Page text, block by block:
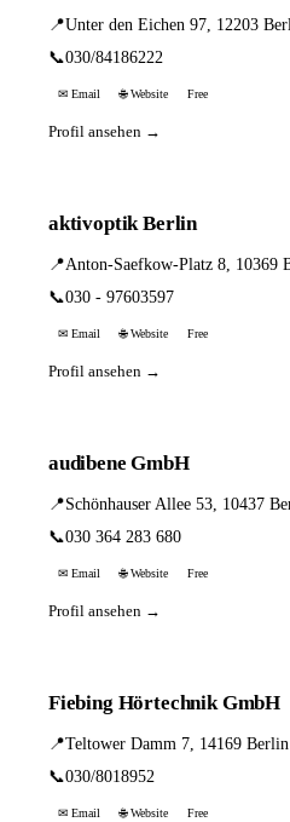
📍Unter den Eichen 97, 12203
📞030/84186222
✉ Email 🌐 Website Free
Profil ansehen →
aktivoptik Berlin
📍Anton-Saefkow-Platz 8, 10369
📞030 - 97603597
✉ Email 🌐 Website Free
Profil ansehen →
audibene GmbH
📍Schönhauser Allee 53, 10437
📞030 364 283 680
✉ Email 🌐 Website Free
Profil ansehen →
Fiebing Hörtechnik GmbH
📍Teltower Damm 7, 14169 Berlin
📞030/8018952
✉ Email 🌐 Website Free